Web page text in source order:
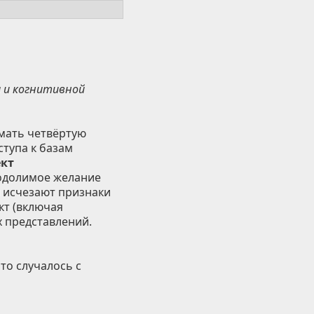
когнитивной
четвёртую
к базам
желание
признаки
(включая
случалось с